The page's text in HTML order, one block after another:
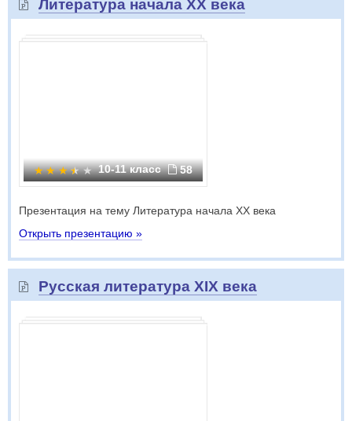
Литература начала XX века
10-11 класс 58
Презентация на тему Литература начала XX века
Открыть презентацию »
Русская литература XIX века